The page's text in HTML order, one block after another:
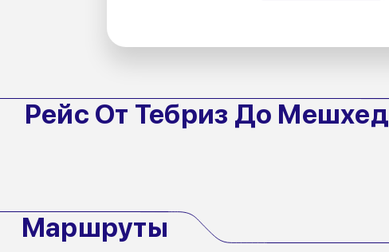
Рейс От Тебриз До Мешхед
Маршруты